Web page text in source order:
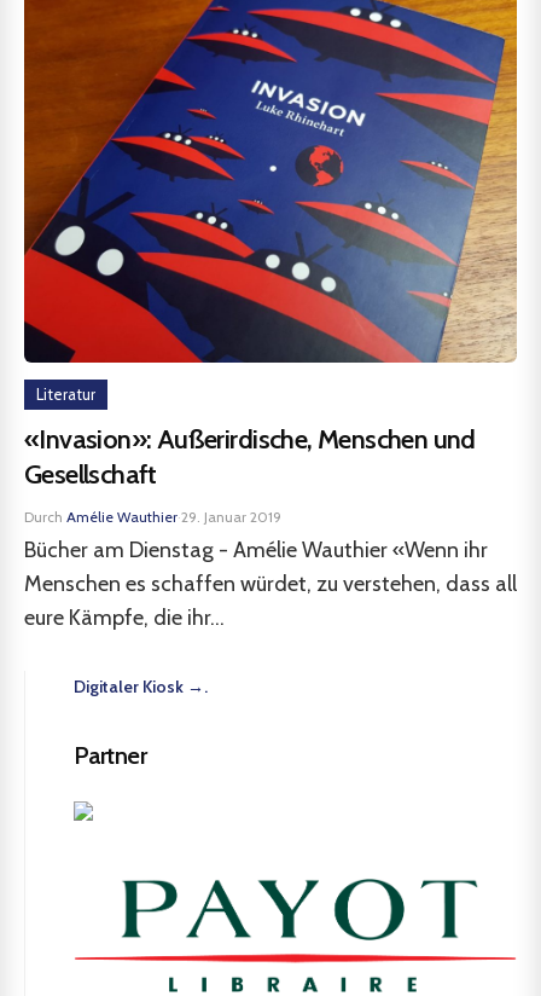
Literatur
«Invasion»: Außerirdische, Menschen und
Gesellschaft
Durch Amélie Wauthier·29. Januar 2019
Bücher am Dienstag - Amélie Wauthier «Wenn ihr
Menschen es schaffen würdet, zu verstehen, dass all
eure Kämpfe, die ihr...
Digitaler Kiosk →.
Partner